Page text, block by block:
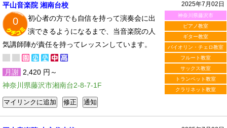
2025年7月02日
神奈川県藤沢市
ピアノ教室
ギター教室
バイオリン・チェロ教室
フルート教室
サックス教室
トランペット教室
クラリネット教室
平山音楽院 湘南台校
0
初心者の方でも自信を持って演奏会に出
演できるようになるまで、当音楽院の人
気講師陣が責任を持ってレッスンしています。
月謝 2,420 円～
神奈川県藤沢市湘南台2-8-7-1F